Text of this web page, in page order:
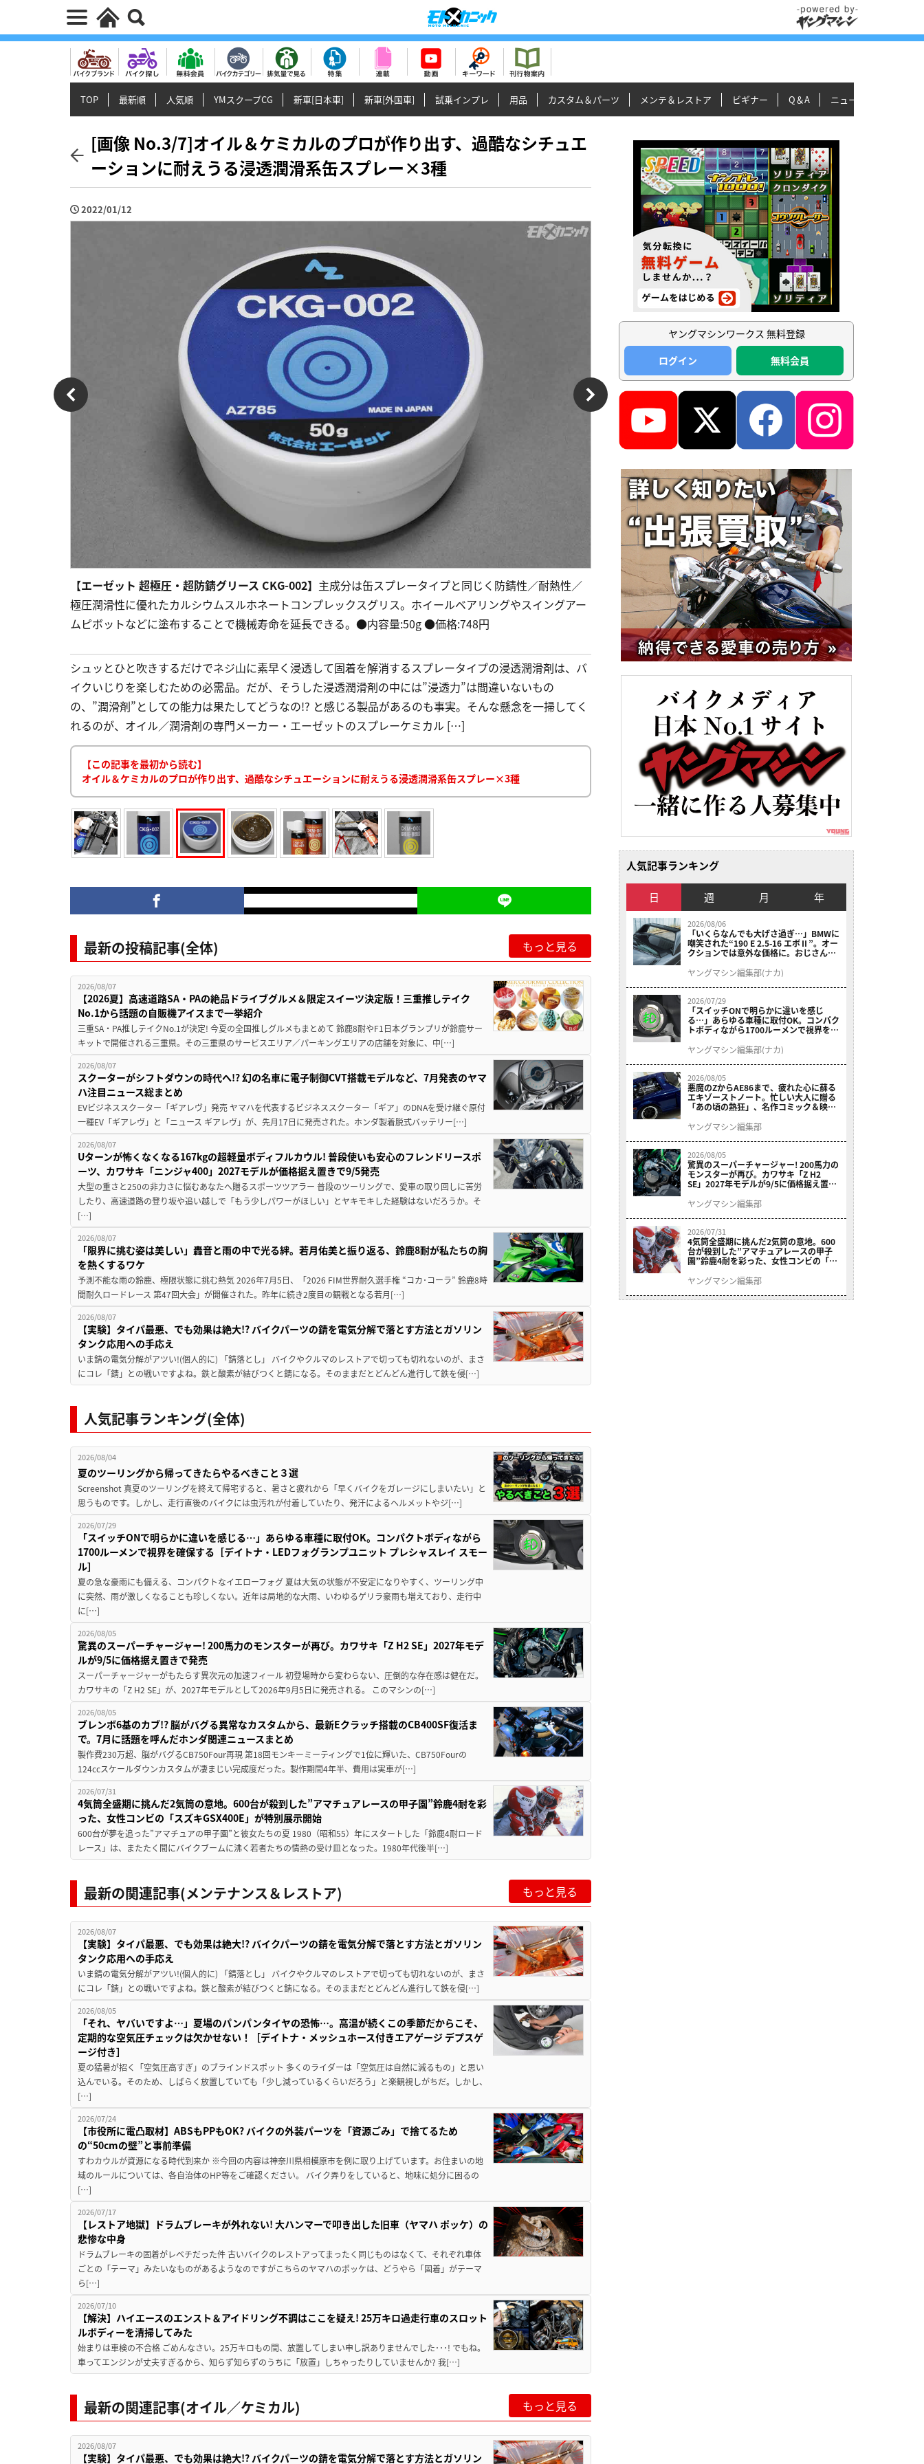
TOP 最新順 人気順 YMスクープCG 新車[日本車] 新車[外国車] 試乗インプレ 用品 カスタム＆パーツ メンテ＆レストア ビギナー Q＆A ニュース＆トピックス
[画像 No.3/7]オイル＆ケミカルのプロが作り出す、過酷なシチュエ
ーションに耐えうる浸透潤滑系缶スプレー×3種
2022/01/12
【エーゼット 超極圧・超防錆グリース CKG-002】 主成分は缶スプレータイプと同じく防錆性／耐熱性／
極圧潤滑性に優れたカルシウムスルホネートコンプレックスグリス。ホイールベアリングやスイングアー
ムピボットなどに塗布することで機械寿命を延長できる。●内容量:50g ●価格:748円
シュッとひと吹きするだけでネジ山に素早く浸透して固着を解消するスプレータイプの浸透潤滑剤は、バ
イクいじりを楽しむための必需品。だが、そうした浸透潤滑剤の中には”浸透力”は間違いないもの
の、”潤滑剤”としての能力は果たしてどうなの!? と感じる製品があるのも事実。そんな懸念を一掃してく
れるのが、オイル／潤滑剤の専門メーカー・エーゼットのスプレーケミカル […]
【この記事を最初から読む】
オイル＆ケミカルのプロが作り出す、過酷なシチュエーションに耐えうる浸透潤滑系缶スプレー×3種
最新の投稿記事(全体) もっと見る
2026/08/07
【2026夏】高速道路SA・PAの絶品ドライブグルメ＆限定スイーツ決定版！三重推しテイク
No.1から話題の自販機アイスまで一挙紹介
三重SA・PA推しテイクNo.1が決定! 今夏の全国推しグルメもまとめて 鈴鹿8耐やF1日本グランプリが鈴鹿サー
キットで開催される三重県。その三重県のサービスエリア／パーキングエリアの店舗を対象に、中[…]
2026/08/07
スクーターがシフトダウンの時代へ!? 幻の名車に電子制御CVT搭載モデルなど、7月発表のヤマ
ハ注目ニュース総まとめ
EVビジネススクーター「ギアレヴ」発売 ヤマハを代表するビジネススクーター「ギア」のDNAを受け継ぐ原付
一種EV「ギアレヴ」と「ニュース ギアレヴ」が、先月17日に発売された。ホンダ製着脱式バッテリー[…]
2026/08/07
Uターンが怖くなくなる167kgの超軽量ボディフルカウル! 普段使いも安心のフレンドリースポ
ーツ、カワサキ「ニンジャ400」2027モデルが価格据え置きで9/5発売
大型の重さと250の非力さに悩むあなたへ贈るスポーツツアラー 普段のツーリングで、愛車の取り回しに苦労
したり、高速道路の登り坂や追い越しで「もう少しパワーがほしい」とヤキモキした経験はないだろうか。そ
[…]
2026/08/07
「限界に挑む姿は美しい」轟音と雨の中で光る絆。若月佑美と振り返る、鈴鹿8耐が私たちの胸
を熱くするワケ
予測不能な雨の鈴鹿、極限状態に挑む熱気 2026年7月5日、「2026 FIM世界耐久選手権 “コカ･コーラ” 鈴鹿8時
間耐久ロードレース 第47回大会」が開催された。昨年に続き2度目の観戦となる若月[…]
2026/08/07
【実験】タイパ最悪、でも効果は絶大!? バイクパーツの錆を電気分解で落とす方法とガソリン
タンク応用への手応え
いま錆の電気分解がアツい!(個人的に) 「錆落とし」 バイクやクルマのレストアで切っても切れないのが、まさ
にコレ「錆」との戦いですよね。鉄と酸素が結びつくと錆になる。そのままだとどんどん進行して鉄を侵[…]
人気記事ランキング(全体)
2026/08/04
夏のツーリングから帰ってきたらやるべきこと３選
Screenshot 真夏のツーリングを終えて帰宅すると、暑さと疲れから「早くバイクをガレージにしまいたい」と
思うものです。しかし、走行直後のバイクには虫汚れが付着していたり、発汗によるヘルメットやジ[…]
2026/07/29
「スイッチONで明らかに違いを感じる…」あらゆる車種に取付OK。コンパクトボディながら
1700ルーメンで視界を確保する［デイトナ・LEDフォグランプユニット プレシャスレイ スモー
ル］
夏の急な豪雨にも備える、コンパクトなイエローフォグ 夏は大気の状態が不安定になりやすく、ツーリング中
に突然、雨が激しくなることも珍しくない。近年は局地的な大雨、いわゆるゲリラ豪雨も増えており、走行中
に[…]
2026/08/05
驚異のスーパーチャージャー! 200馬力のモンスターが再び。カワサキ「Z H2 SE」2027年モデ
ルが9/5に価格据え置きで発売
スーパーチャージャーがもたらす異次元の加速フィール 初登場時から変わらない、圧倒的な存在感は健在だ。
カワサキの「Z H2 SE」が、2027年モデルとして2026年9月5日に発売される。 このマシンの[…]
2026/08/05
ブレンボ6基のカブ!? 脳がバグる異常なカスタムから、最新Eクラッチ搭載のCB400SF復活ま
で。7月に話題を呼んだホンダ関連ニュースまとめ
製作費230万超、脳がバグるCB750Four再現 第18回モンキーミーティングで1位に輝いた、CB750Fourの
124ccスケールダウンカスタムが凄まじい完成度だった。製作期間4年半、費用は実車が[…]
2026/07/31
4気筒全盛期に挑んだ2気筒の意地。600台が殺到した”アマチュアレースの甲子園”鈴鹿4耐を彩
った、女性コンビの「スズキGSX400E」が特別展示開始
600台が夢を追った”アマチュアの甲子園”と彼女たちの夏 1980（昭和55）年にスタートした「鈴鹿4耐ロード
レース」は、またたく間にバイクブームに沸く若者たちの情熱の受け皿となった。1980年代後半[…]
最新の関連記事(メンテナンス＆レストア) もっと見る
2026/08/07
【実験】タイパ最悪、でも効果は絶大!? バイクパーツの錆を電気分解で落とす方法とガソリン
タンク応用への手応え
いま錆の電気分解がアツい!(個人的に) 「錆落とし」 バイクやクルマのレストアで切っても切れないのが、まさ
にコレ「錆」との戦いですよね。鉄と酸素が結びつくと錆になる。そのままだとどんどん進行して鉄を侵[…]
2026/08/05
「それ、ヤバいですよ…」夏場のパンパンタイヤの恐怖…。高温が続くこの季節だからこそ、
定期的な空気圧チェックは欠かせない！［デイトナ・メッシュホース付きエアゲージ デプスゲ
ージ付き］
夏の猛暑が招く「空気圧高すぎ」のブラインドスポット 多くのライダーは「空気圧は自然に減るもの」と思い
込んでいる。そのため、しばらく放置していても「少し減っているくらいだろう」と楽観視しがちだ。しかし、
[…]
2026/07/24
【市役所に電凸取材】ABSもPPもOK? バイクの外装パーツを「資源ごみ」で捨てるため
の“50cmの壁”と事前準備
すわカウルが資源になる時代到来か ※今回の内容は神奈川県相模原市を例に取り上げています。お住まいの地
域のルールについては、各自治体のHP等をご確認ください。 バイク弄りをしていると、地味に処分に困るの
[…]
2026/07/17
【レストア地獄】ドラムブレーキが外れない! 大ハンマーで叩き出した旧車（ヤマハ ポッケ）の
悲惨な中身
ドラムブレーキの固着がレベチだった件 古いバイクのレストアってまったく同じものはなくて、それぞれ車体
ごとの「テーマ」みたいなものがあるようなのですがこちらのヤマハのポッケは、どうやら「固着」がテーマ
ら[…]
2026/07/10
【解決】ハイエースのエンスト＆アイドリング不調はここを疑え! 25万キロ過走行車のスロット
ルボディーを清掃してみた
始まりは車検の不合格 ごめんなさい。25万キロもの間、放置してしまい申し訳ありませんでした･･･! でもね。
車ってエンジンが丈夫すぎるから、知らず知らずのうちに「放置」しちゃったりしていませんか? 我[…]
最新の関連記事(オイル／ケミカル) もっと見る
2026/08/07
【実験】タイパ最悪、でも効果は絶大!? バイクパーツの錆を電気分解で落とす方法とガソリン
ヤングマシンワークス 無料登録
ログイン
無料会員
人気記事ランキング
日 週 月 年
2026/08/06
「いくらなんでも大げさ過ぎ…」BMWに
嘲笑された“190 E 2.5-16 エボⅡ”。オー
クションでは意外な価格に。おじさん達
ヤングマシン編集部(ナカ)
2026/07/29
「スイッチONで明らかに違いを感じ
る…」あらゆる車種に取付OK。コンパク
トボディながら1700ルーメンで視界を確
ニット プレシャスレイ スモール］
ヤングマシン編集部(ナカ)
2026/08/05
悪魔のZからAE86まで、疲れた心に蘇る
エキゾーストノート。忙しい大人に贈る
「あの頃の熱狂」、名作コミック＆映画
結！
ヤングマシン編集部
2026/08/05
驚異のスーパーチャージャー! 200馬力の
モンスターが再び。カワサキ「Z H2
SE」2027年モデルが9/5に価格据え置き
ヤングマシン編集部
2026/07/31
4気筒全盛期に挑んだ2気筒の意地。600
台が殺到した”アマチュアレースの甲子
園”鈴鹿4耐を彩った、女性コンビの「ス
ヤングマシン編集部